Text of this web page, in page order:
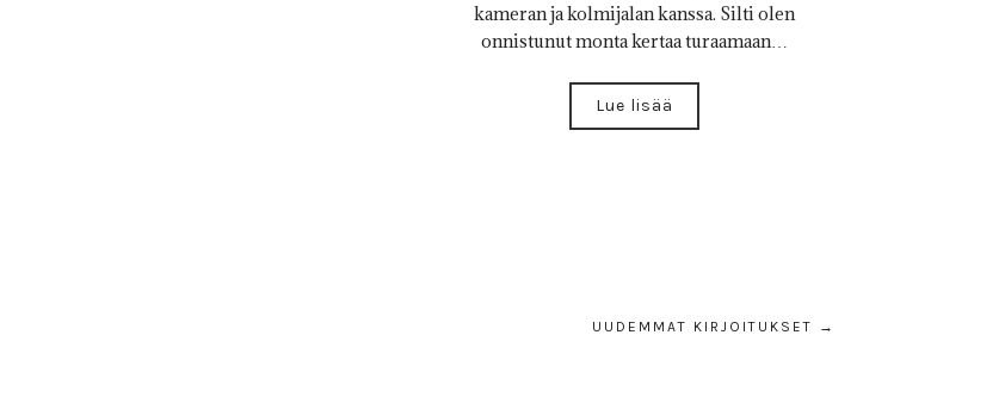
kameran ja kolmijalan kanssa. Silti olen
onnistunut monta kertaa turaamaan…
Lue lisää
UUDEMMAT KIRJOITUKSET →